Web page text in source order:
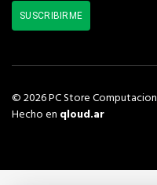
© 2026 PC Store
Hecho en qloud.ar